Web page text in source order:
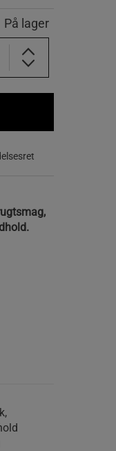
På lager